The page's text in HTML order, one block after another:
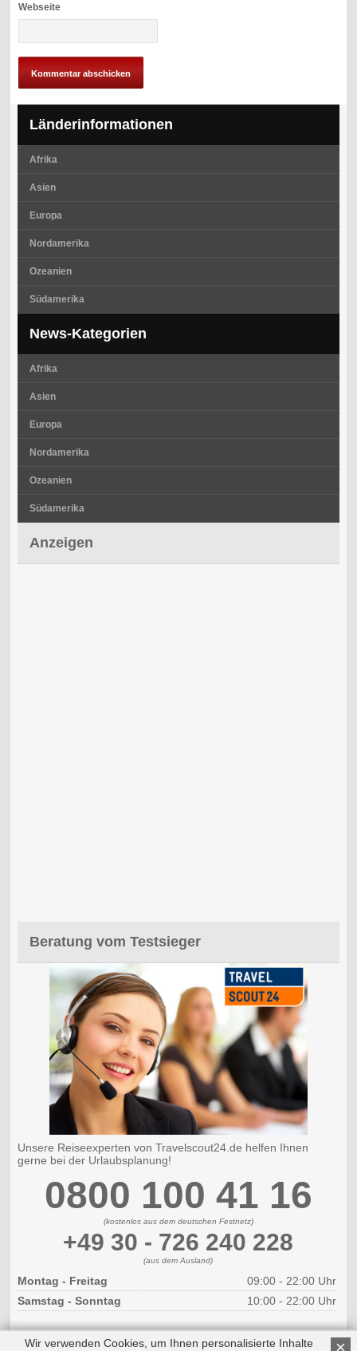
Webseite
Länderinformationen
Afrika
Asien
Europa
Nordamerika
Ozeanien
Südamerika
News-Kategorien
Afrika
Asien
Europa
Nordamerika
Ozeanien
Südamerika
Anzeigen
Beratung vom Testsieger
Unsere Reiseexperten von Travelscout24.de helfen Ihnen
gerne bei der Urlaubsplanung!
0800 100 41 16
(kostenlos aus dem deutschen Festnetz)
+49 30 - 726 240 228
(aus dem Ausland)
Montag - Freitag
09:00 - 22:00 Uhr
Samstag - Sonntag
10:00 - 22:00 Uhr
Wir verwenden Cookies, um Ihnen personalisierte Inhalte